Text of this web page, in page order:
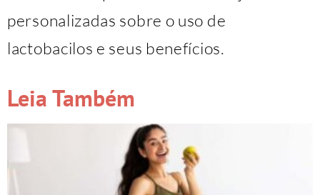
personalizadas sobre o uso de
lactobacilos e seus benefícios.
Leia Também